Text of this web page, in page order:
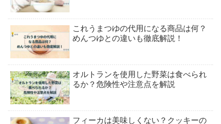
これうまつゆの代用になる商品は何？
めんつゆとの違いも徹底解説！
オルトランを使用した野菜は食べられ
るか？危険性や注意点を解説
フィーカは美味しくない？クッキーの